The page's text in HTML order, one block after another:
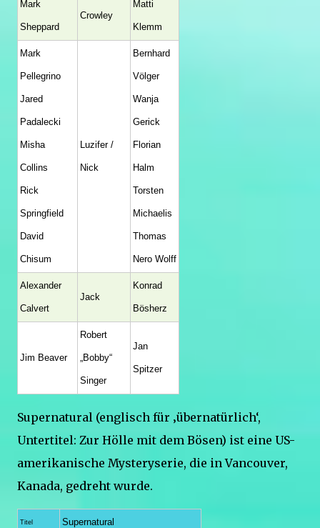
Mark
Sheppard
Crowley
Matti
Klemm
Mark
Pellegrino
Jared
Padalecki
Misha
Collins
Rick
Springfield
David
Chisum
Luzifer /
Nick
Bernhard
Völger
Wanja
Gerick
Florian
Halm
Torsten
Michaelis
Thomas
Nero Wolff
Alexander
Calvert
Jack
Konrad
Bösherz
Jim Beaver
Robert
„Bobby“
Singer
Jan
Spitzer
Supernatural (englisch für ‚übernatürlich‘,
Untertitel: Zur Hölle mit dem Bösen) ist eine US-
amerikanische Mysteryserie, die in Vancouver,
Kanada, gedreht wurde.
Titel Supernatural